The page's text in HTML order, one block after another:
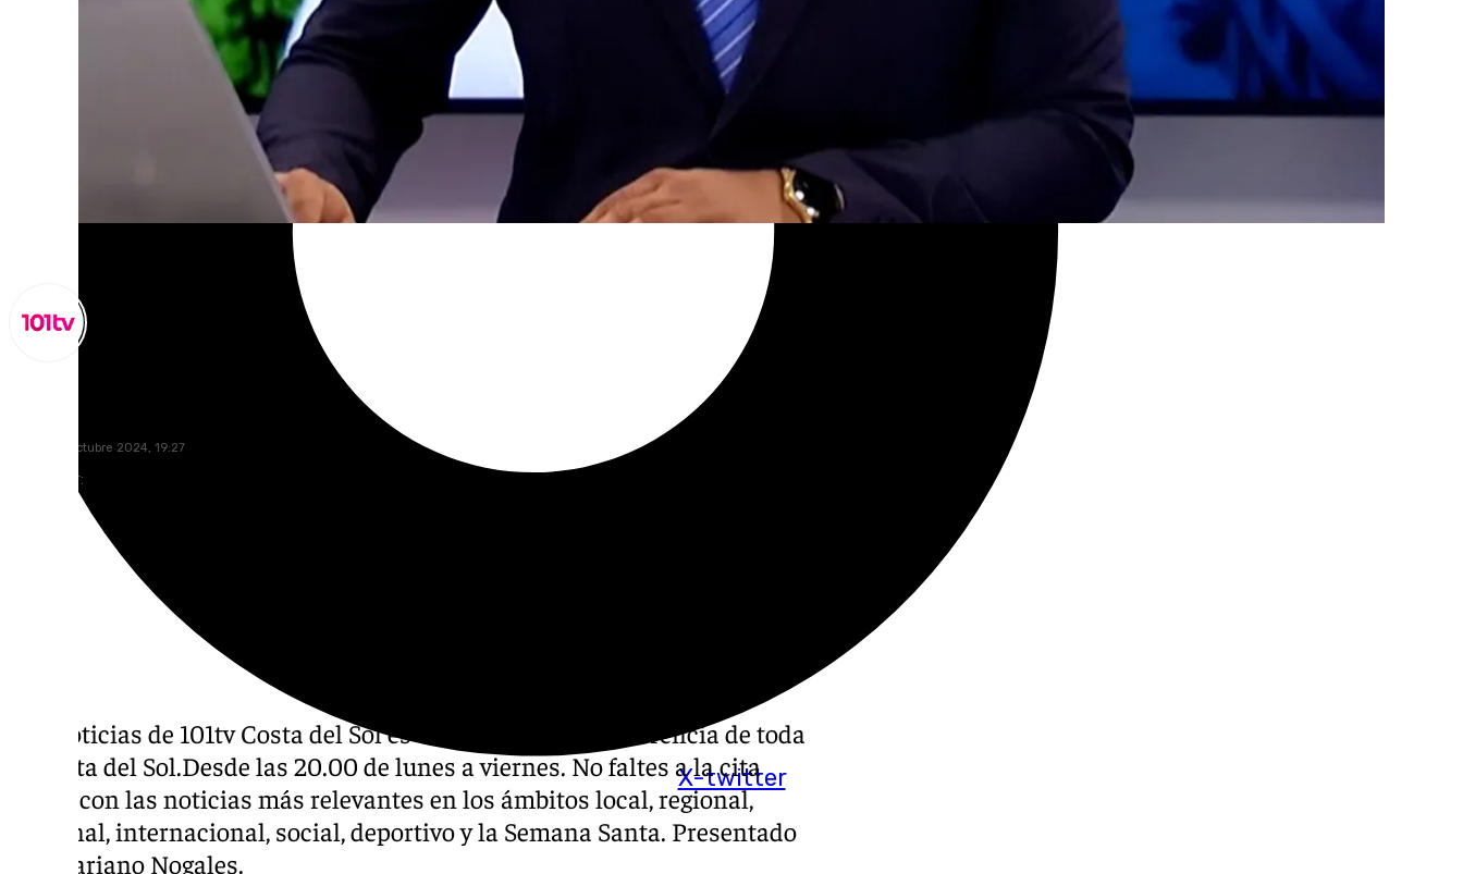
X-twitter
martes, 8 octubre 2024, 19:27
Compartir:
Las noticias de 101tv Costa del Sol es el informativo de referencia de toda
la Costa del Sol.Desde las 20.00 de lunes a viernes. No faltes a la cita
diaria con las noticias más relevantes en los ámbitos local, regional,
nacional, internacional, social, deportivo y la Semana Santa. Presentado
por Mariano Nogales.